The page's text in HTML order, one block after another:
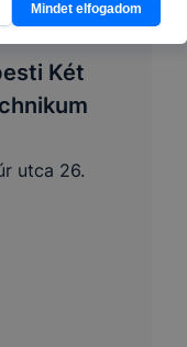
Két
utca 26.
Mindet elfogadom